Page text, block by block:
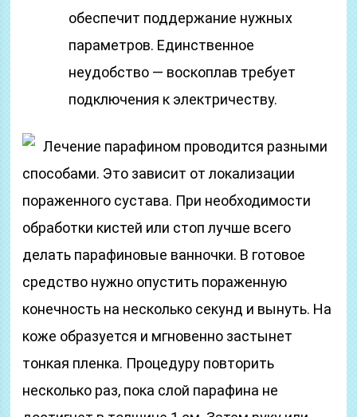
обеспечит поддержание нужных
параметров. Единственное
неудобство — воскоплав требует
подключения к электричеству.
Лечение парафином проводится разными
способами. Это зависит от локализации
пораженного сустава. При необходимости
обработки кистей или стоп лучше всего
делать парафиновые ванночки. В готовое
средство нужно опустить пораженную
конечность на несколько секунд и вынуть. На
коже образуется и мгновенно застынет
тонкая пленка. Процедуру повторить
несколько раз, пока слой парафина не